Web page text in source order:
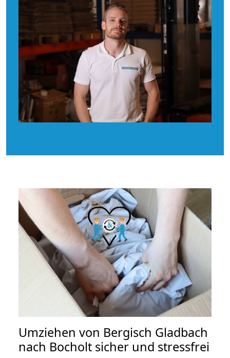
Umziehen von Bergisch Gladbach
nach Bocholt sicher und stressfrei